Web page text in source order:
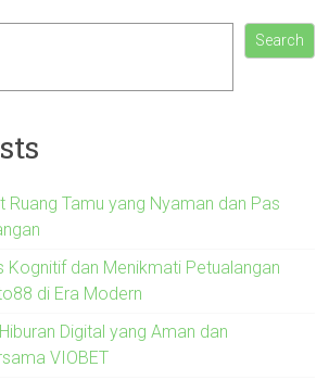
Search
Ruang Tamu yang Nyaman dan Pas
Kognitif dan Menikmati Petualangan
di Era Modern
Digital yang Aman dan
VIOBET